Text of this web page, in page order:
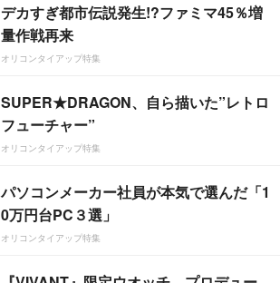
デカすぎ都市伝説発生!?ファミマ45％増
量作戦再来
オリコンタイアップ特集
SUPER★DRAGON、自ら描いた”レトロ
フューチャー”
オリコンタイアップ特集
パソコンメーカー社員が本気で選んだ「1
0万円台PC３選」
オリコンタイアップ特集